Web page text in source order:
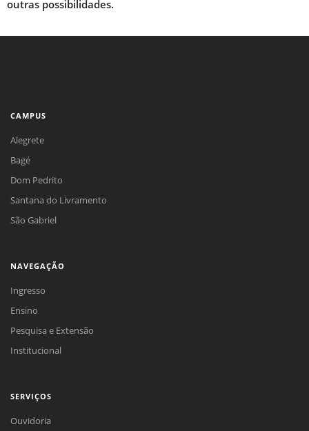
outras possibilidades.
CAMPUS
Alegrete
Bagé
Dom Pedrito
Santana do Livramento
São Gabriel
NAVEGAÇÃO
Ingresso
Ensino
Pesquisa e Extensão
Institucional
SERVIÇOS
Ouvidoria